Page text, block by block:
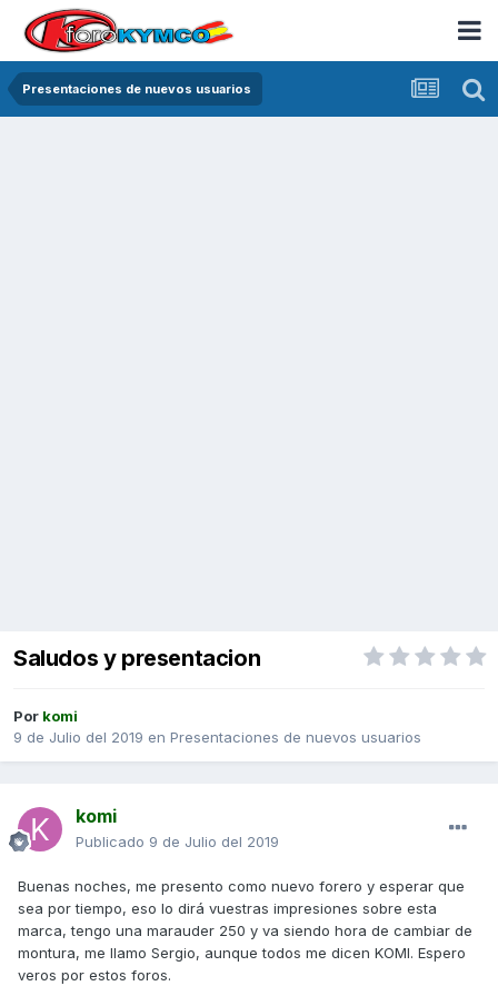
Presentaciones de nuevos usuarios
Saludos y presentacion
Por komi
9 de Julio del 2019 en Presentaciones de nuevos usuarios
komi
Publicado 9 de Julio del 2019
Buenas noches, me presento como nuevo forero y esperar que
sea por tiempo, eso lo dirá vuestras impresiones sobre esta
marca, tengo una marauder 250 y va siendo hora de cambiar de
montura, me llamo Sergio, aunque todos me dicen KOMI. Espero
veros por estos foros.